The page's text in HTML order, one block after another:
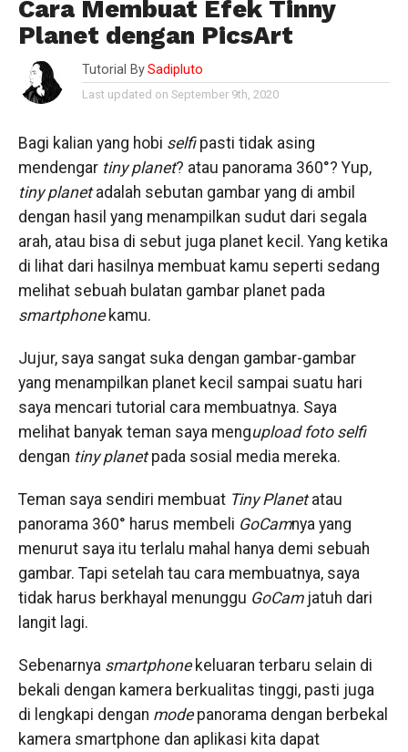
Cara Membuat Efek Tinny
Planet dengan PicsArt
Tutorial By Sadipluto
Last updated on September 9th, 2020
Bagi kalian yang hobi selfipasti tidak asing
mendengar tiny planet? atau panorama 360°? Yup,
tiny planetadalah sebutan gambar yang di ambil
dengan hasil yang menampilkan sudut dari segala
arah, atau bisa di sebut juga planet kecil. Yang ketika
di lihat dari hasilnya membuat kamu seperti sedang
melihat sebuah bulatan gambar planet pada
smartphonekamu.
Jujur, saya sangat suka dengan gambar-gambar
yang menampilkan planet kecil sampai suatu hari
saya mencari tutorial cara membuatnya. Saya
melihat banyak teman saya mengupload foto selfi
dengan tiny planetpada sosial media mereka.
Teman saya sendiri membuat Tiny Planetatau
panorama 360° harus membeli GoCamnya yang
menurut saya itu terlalu mahal hanya demi sebuah
gambar. Tapi setelah tau cara membuatnya, saya
tidak harus berkhayal menunggu GoCamjatuh dari
langit lagi.
Sebenarnya smartphonekeluaran terbaru selain di
bekali dengan kamera berkualitas tinggi, pasti juga
di lengkapi dengan modepanorama dengan berbekal
kamera smartphone dan aplikasi kita dapat